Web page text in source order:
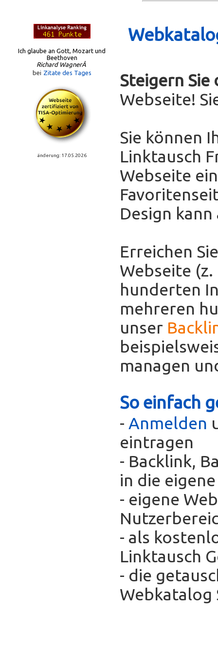
Ich glaube an Gott, Mozart und
Beethoven
Richard WagnerÂ
bei Zitate des Tages
änderung: 17.05.2026
Steigern Sie
Webseite!
Sie können
Linktausch
Webseite
Design
Erreichen
Webseite
hunderten
mehreren
unser
managen
So einfach
- Anmelden
eintragen
- Backlink,
in die
- eigene
- als
Linktausch
- die
Webkatalog